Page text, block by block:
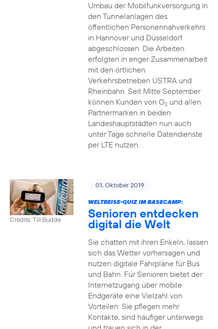
Umbau der Mobilfunkversorgung in
den Tunnelanlagen des
öffentlichen Personennahverkehrs
in Hannover und Düsseldorf
abgeschlossen. Die Arbeiten
erfolgten in enger Zusammenarbeit
mit den örtlichen
Verkehrsbetrieben ÜSTRA und
Rheinbahn. Seit Mitte September
können Kunden von O2und allen
Partnermarken in beiden
Landeshauptstädten nun auch
unter Tage schnelle Datendienste
per LTE nutzen.
Credits: Till Budde
01. Oktober 2019
WELTREISE-QUIZ IM BASECAMP:
Senioren entdecken
digital die Welt
Sie chatten mit ihren Enkeln, lassen
sich das Wetter vorhersagen und
nutzen digitale Fahrpläne für Bus
und Bahn. Für Senioren bietet der
Internetzugang über mobile
Endgeräte eine Vielzahl von
Vorteilen: Sie pflegen mehr
Kontakte, sind häufiger unterwegs